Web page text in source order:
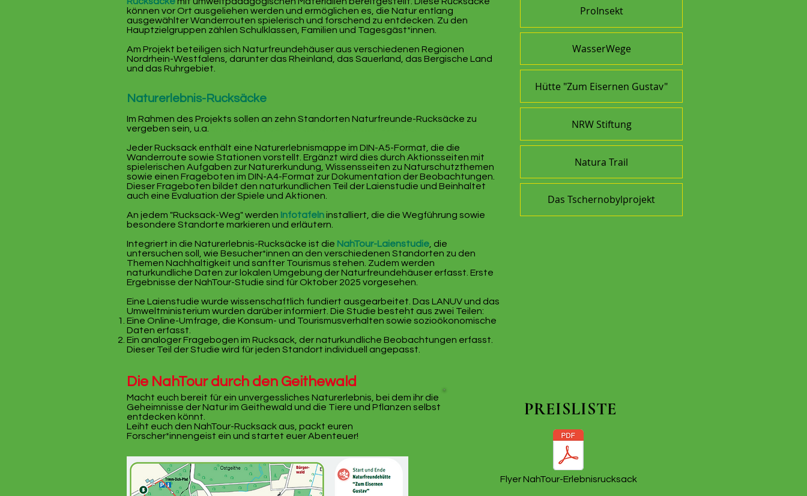
können vor Ort ausgeliehen werden und ermöglichen es, die Natur entlang
ausgewählter Wanderrouten spielerisch und forschend zu entdecken. Zu den
Hauptzielgruppen zählen Schulklassen, Familien und Tagesgäst*innen.
Am Projekt beteiligen sich Naturfreundehäuser aus verschiedenen Regionen
Nordrhein-Westfalens, darunter das Rheinland, das Sauerland, das Bergische Land
und das Ruhrgebiet.
Naturerlebnis-Rucksäcke
Im Rahmen des Projekts sollen an zehn Standorten Naturfreunde-Rucksäcke zu
vergeben sein, u.a.
Jeder Rucksack enthält eine Naturerlebnismappe im DIN-A5-Format, die die
Wanderroute sowie Stationen vorstellt. Ergänzt wird dies durch Aktionsseiten mit
spielerischen Aufgaben zur Naturerkundung, Wissensseiten zu Naturschutzthemen
sowie einen Frageboten im DIN-A4-Format zur Dokumentation der Beobachtungen.
Dieser Frageboten bildet den naturkundlichen Teil der Laienstudie und Beinhaltet
auch eine Evaluation der Spiele und Aktionen.
An jedem "Rucksack-Weg" werden Infotafelninstalliert, die die Wegführung sowie
besondere Standorte markieren und erläutern.
Integriert in die Naturerlebnis-Rucksäcke ist die NahTour-Laienstudie , die
untersuchen soll, wie Besucher*innen an den verschiedenen Standorten zu den
Themen Nachhaltigkeit und sanfter Tourismus stehen. Zudem werden
naturkundliche Daten zur lokalen Umgebung der Naturfreundehäuser erfasst. Erste
Ergebnisse der NahTour-Studie sind für Oktober 2025 vorgesehen.
Eine Laienstudie wurde wissenschaftlich fundiert ausgearbeitet. Das LANUV und das
Umweltministerium wurden darüber informiert. Die Studie besteht aus zwei Teilen:
Eine Online-Umfrage, die Konsum- und Tourismusverhalten sowie sozioökonomische
Daten erfasst.
Ein analoger Fragebogen im Rucksack, der naturkundliche Beobachtungen erfasst.
Dieser Teil der Studie wird für jeden Standort individuell angepasst.
ProInsekt
WasserWege
Hütte "Zum Eisernen Gustav"
NRW Stiftung
Natura Trail
Das Tschernobylprojekt
Die NahTour durch den Geithewald
Macht euch bereit für ein unvergessliches Naturerlebnis, bei dem ihr die
Geheimnisse der Natur im Geithewald und die Tiere und Pflanzen selbst
entdecken könnt.
Leiht euch den NahTour-Rucksack aus, packt euren
Forscher*innengeist ein und startet euer Abenteuer!
PREISLISTE
Flyer NahTour-Erlebnisrucksack